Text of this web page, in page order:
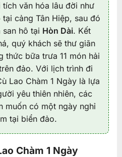
văn hóa lâu đời như
tại cảng Tân Hiệp, sau đó
san hô tại Hòn Dài. Kết
quý khách sẽ thư giãn
thức bữa trưa 11 món hải
đảo. Với lịch trình đi
Lao Chàm 1 Ngày là lựa
yêu thiên nhiên, các
muốn có một ngày nghỉ
tại biển đảo.
Chàm 1 Ngày